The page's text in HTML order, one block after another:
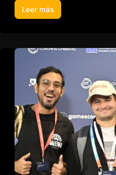
Leer más
Ju
como
NEXO
para
conectar
a
Colombia
y
Francia
a
través
de
los
videojuegos